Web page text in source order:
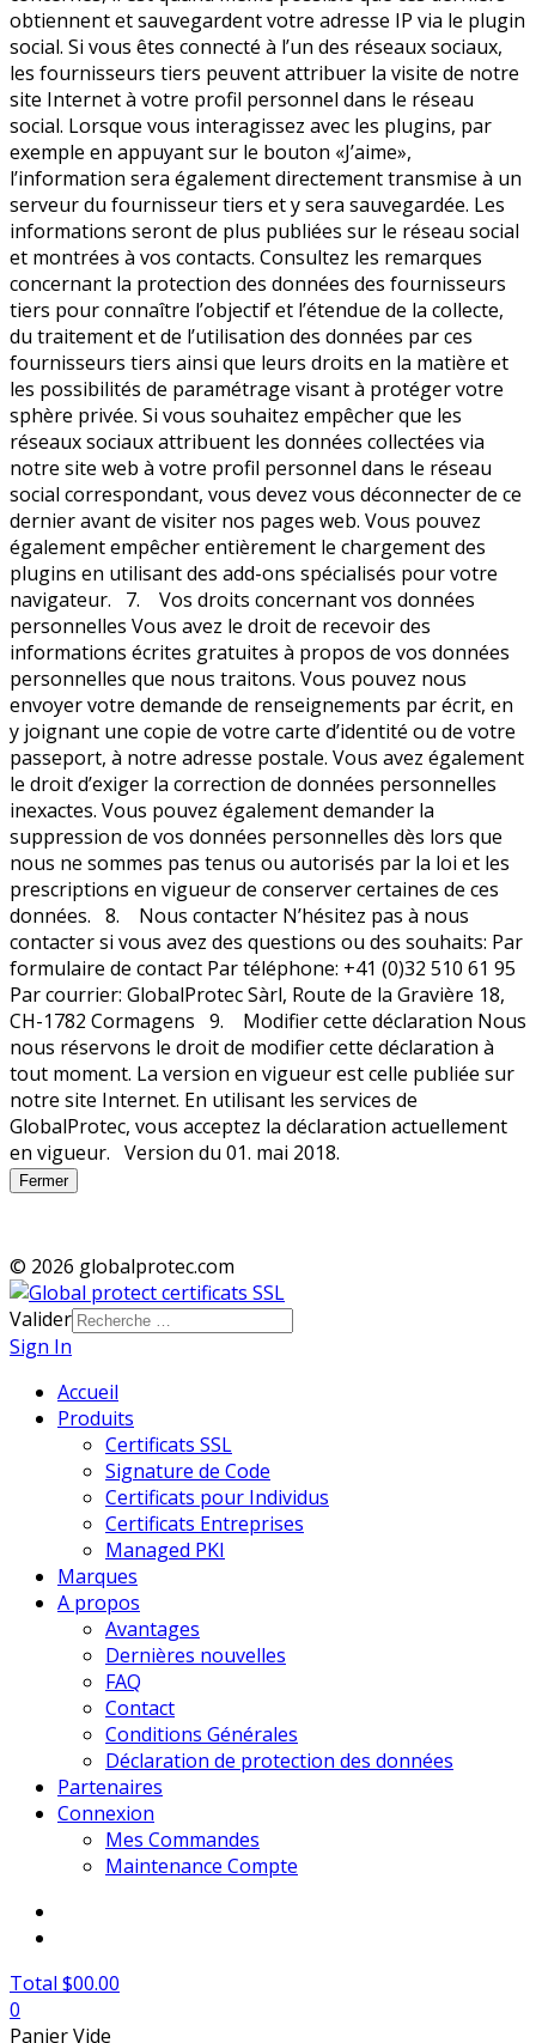
Fermer
© 2026 globalprotec.com
Valider
Sign In
Accueil
Produits
Certificats SSL
Signature de Code
Certificats pour Individus
Certificats Entreprises
Managed PKI
Marques
A propos
Avantages
Dernières nouvelles
FAQ
Contact
Conditions Générales
Déclaration de protection des données
Partenaires
Connexion
Mes Commandes
Maintenance Compte
Total $00.00
0
Panier Vide